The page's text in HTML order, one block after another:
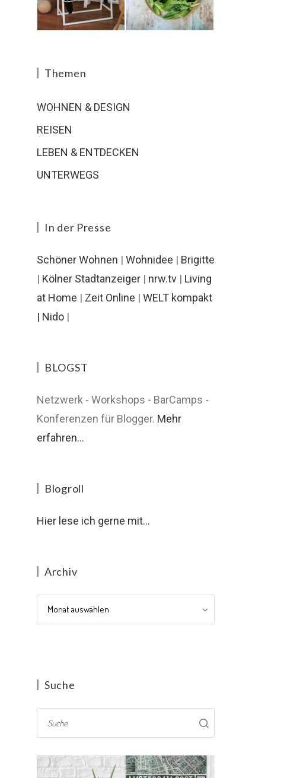
Themen
WOHNEN & DESIGN
REISEN
LEBEN & ENTDECKEN
UNTERWEGS
In der Presse
Schöner Wohnen | Wohnidee | Brigitte
| Kölner Stadtanzeiger | nrw.tv | Living
at Home | Zeit Online | WELT kompakt
| Nido |
BLOGST
Netzwerk - Workshops - BarCamps -
Konferenzen für Blogger. Mehr
erfahren...
Blogroll
Hier lese ich gerne mit...
Archiv
Archiv
Suche